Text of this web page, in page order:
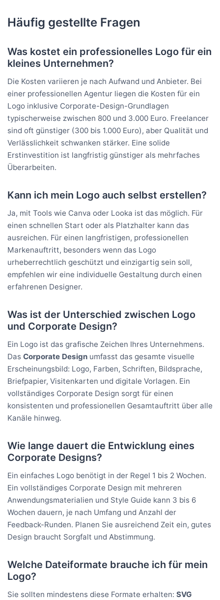
Häufig gestellte Fragen
Was kostet ein professionelles Logo für ein
kleines Unternehmen?
Die Kosten variieren je nach Aufwand und Anbieter. Bei
einer professionellen Agentur liegen die Kosten für ein
Logo inklusive Corporate-Design-Grundlagen
typischerweise zwischen 800 und 3.000 Euro. Freelancer
sind oft günstiger (300 bis 1.000 Euro), aber Qualität und
Verlässlichkeit schwanken stärker. Eine solide
Erstinvestition ist langfristig günstiger als mehrfaches
Überarbeiten.
Kann ich mein Logo auch selbst erstellen?
Ja, mit Tools wie Canva oder Looka ist das möglich. Für
einen schnellen Start oder als Platzhalter kann das
ausreichen. Für einen langfristigen, professionellen
Markenauftritt, besonders wenn das Logo
urheberrechtlich geschützt und einzigartig sein soll,
empfehlen wir eine individuelle Gestaltung durch einen
erfahrenen Designer.
Was ist der Unterschied zwischen Logo
und Corporate Design?
Ein Logo ist das grafische Zeichen Ihres Unternehmens.
Das Corporate Design umfasst das gesamte visuelle
Erscheinungsbild: Logo, Farben, Schriften, Bildsprache,
Briefpapier, Visitenkarten und digitale Vorlagen. Ein
vollständiges Corporate Design sorgt für einen
konsistenten und professionellen Gesamtauftritt über alle
Kanäle hinweg.
Wie lange dauert die Entwicklung eines
Corporate Designs?
Ein einfaches Logo benötigt in der Regel 1 bis 2 Wochen.
Ein vollständiges Corporate Design mit mehreren
Anwendungsmaterialien und Style Guide kann 3 bis 6
Wochen dauern, je nach Umfang und Anzahl der
Feedback-Runden. Planen Sie ausreichend Zeit ein, gutes
Design braucht Sorgfalt und Abstimmung.
Welche Dateiformate brauche ich für mein
Logo?
Sie sollten mindestens diese Formate erhalten: SVG